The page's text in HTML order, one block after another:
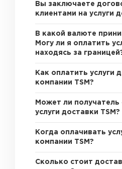
Вы заключаете
клиентами на услуги
В какой валюте
Могу ли я оплатить
находясь за
Как оплатить услуги
компании TSM?
Может ли получатель
услуги доставки TSM?
Когда оплачивать
компании TSM?
Сколько стоит